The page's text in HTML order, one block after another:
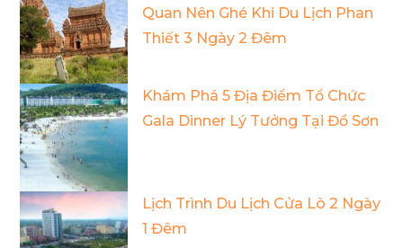
Quan Nên Ghé Khi Du Lịch Phan
Thiết 3 Ngày 2 Đêm
Khám Phá 5 Địa Điểm Tổ Chức
Gala Dinner Lý Tưởng Tại Đồ Sơn
Lịch Trình Du Lịch Cửa Lò 2 Ngày
1 Đêm